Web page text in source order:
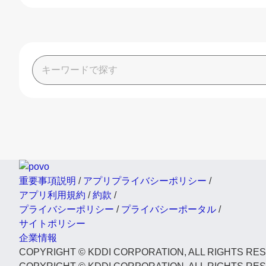
重要事項説明 / アプリプライバシーポリシー /
アプリ利用規約 /約款 /
プライバシーポリシー / プライバシーポータル /
サイトポリシー
企業情報
COPYRIGHT © KDDI CORPORATION, ALL RIGHTS